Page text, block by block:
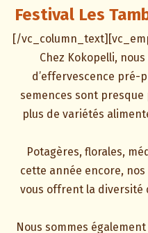
Festival Les
[/
Chez Kokopelli,
d’effervescence pré-
semences sont
plus de variétés
Potagères, florales,
cette année encore,
vous offrent la diversité
Nous sommes